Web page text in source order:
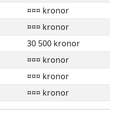
¤¤¤ kronor
¤¤¤ kronor
30 500 kronor
¤¤¤ kronor
¤¤¤ kronor
¤¤¤ kronor